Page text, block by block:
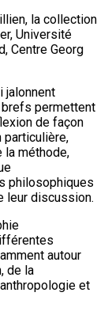
la collection
Université
Centre Georg
jalonnent
permettent
de façon
particulière,
la méthode,
philosophiques
leur discussion.
autour
de la
et